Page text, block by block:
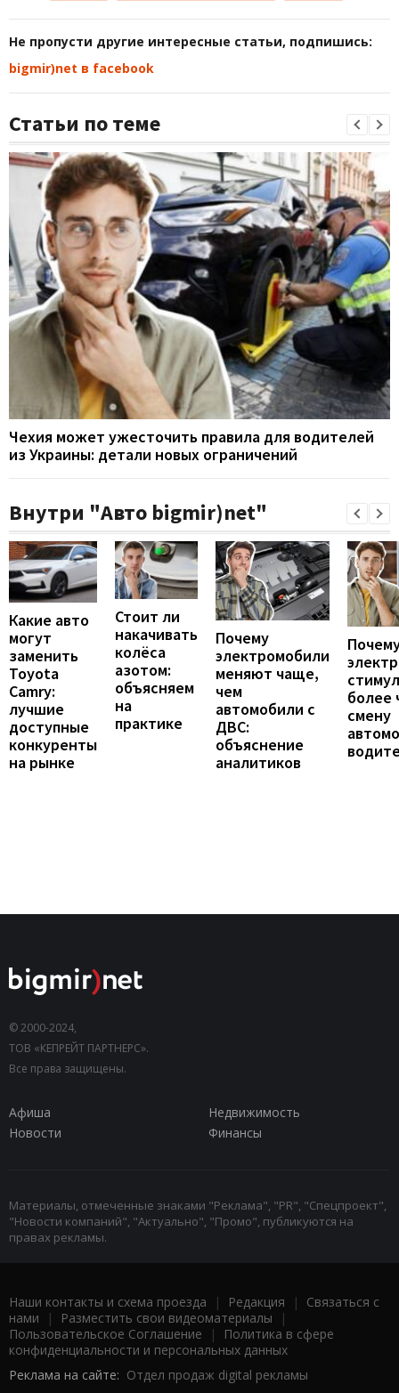
Не пропусти другие интересные статьи, подпишись:
bigmir)net в facebook
Статьи по теме
Чехия может ужесточить правила для водителей
из Украины: детали новых ограничений
Внутри "Авто bigmir)net"
Какие авто
могут
заменить
Toyota
Camry:
лучшие
доступные
конкуренты
на рынке
Стоит ли
накачивать
колёса
азотом:
объясняем
на
практике
Почему
электромобили
меняют чаще,
чем
автомобили с
ДВС:
объяснение
аналитиков
более
смену
© 2000-2024,
ТОВ «КЕПРЕЙТ ПАРТНЕРС».
Все права защищены.
Афиша
Недвижимость
Новости
Финансы
Материалы, отмеченные знаками "Реклама", "PR", "Спецпроект",
"Новости компаний", "Актуально", "Промо", публикуются на
правах рекламы.
Наши контакты и схема проезда | Редакция | Связаться с
нами | Разместить свои видеоматериалы |
Пользовательское Соглашение |
Политика в сфере
конфиденциальности и персональных данных
Реклама на сайте: Отдел продаж digital рекламы